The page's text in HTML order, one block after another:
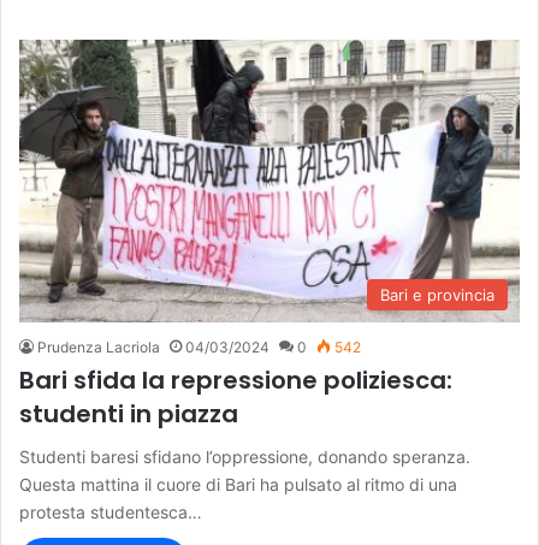
Bari e provincia
Prudenza Lacriola 04/03/2024 0 542
Bari sfida la repressione poliziesca:
studenti in piazza
Studenti baresi sfidano l’oppressione, donando speranza.
Questa mattina il cuore di Bari ha pulsato al ritmo di una
protesta studentesca…